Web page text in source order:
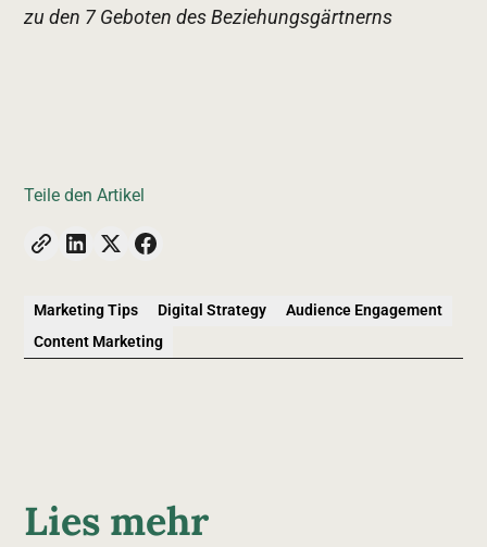
zu den 7 Geboten des Beziehungsgärtnerns
Teile den Artikel
Marketing Tips Digital Strategy
Audience Engagement
Content Marketing
Lies mehr